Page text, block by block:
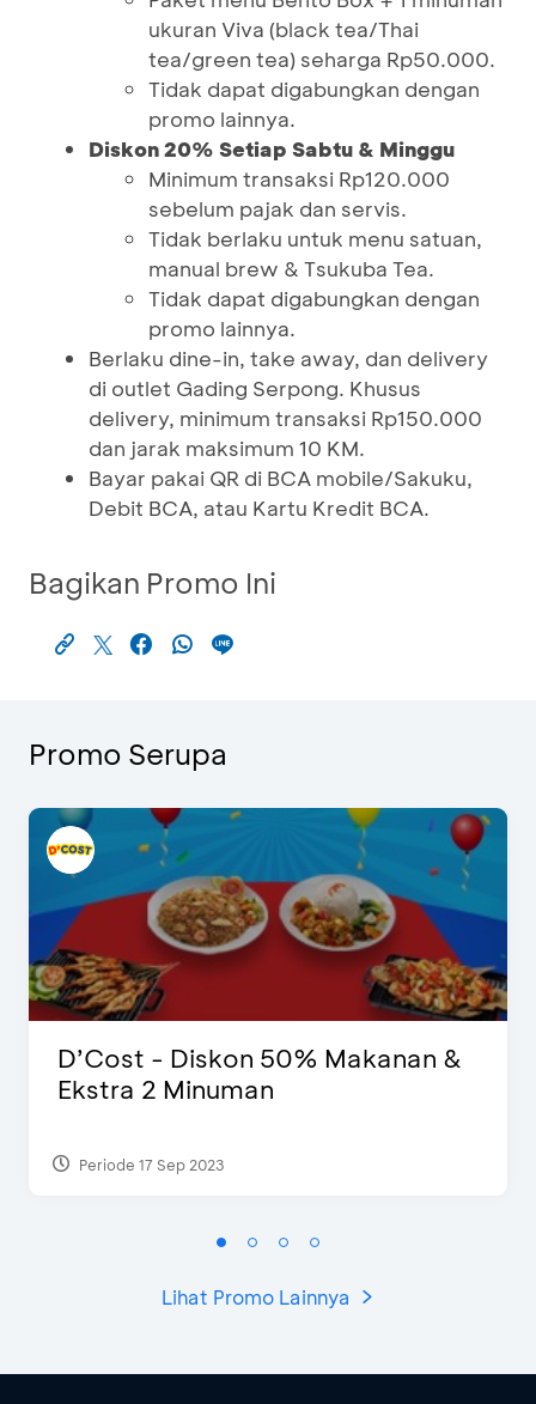
ukuran Viva (black tea/Thai
tea/green tea) seharga Rp50.000.
Tidak dapat digabungkan dengan
promo lainnya.
Diskon 20% Setiap Sabtu & Minggu
Minimum transaksi Rp120.000
sebelum pajak dan servis.
Tidak berlaku untuk menu satuan,
manual brew & Tsukuba Tea.
Tidak dapat digabungkan dengan
promo lainnya.
Berlaku dine-in, take away, dan delivery
di outlet Gading Serpong. Khusus
delivery, minimum transaksi Rp150.000
dan jarak maksimum 10 KM.
Bayar pakai QR di BCA mobile/Sakuku,
Debit BCA, atau Kartu Kredit BCA.
Bagikan Promo Ini
Promo Serupa
D’Cost - Diskon 50% Makanan &
Ekstra 2 Minuman
Periode 17 Sep 2023
Lihat Promo Lainnya